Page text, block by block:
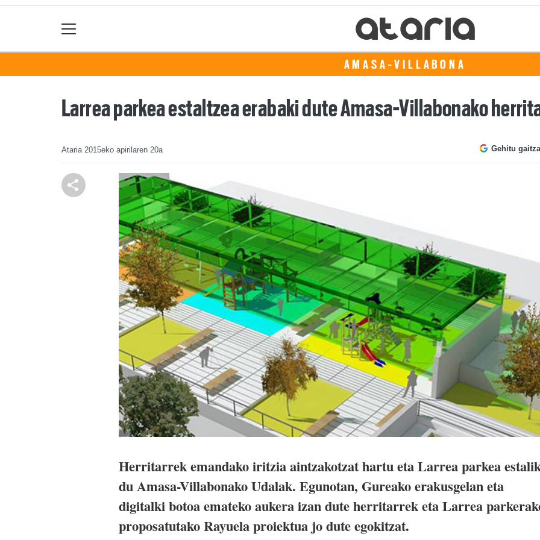
AMASA-VILLABONA
Larrea parkea estaltzea erabaki dute Amasa-Villabonako
Ataria 2015eko apirilaren 20a Gehitu
Herritarrek emandako iritzia aintzakotzat hartu eta Larrea parkea
du Amasa-Villabonako Udalak. Egunotan, Gureako erakusgelan eta
digitalki botoa emateko aukera izan dute herritarrek eta Larrea
proposatutako Rayuela proiektua jo dute egokitzat.